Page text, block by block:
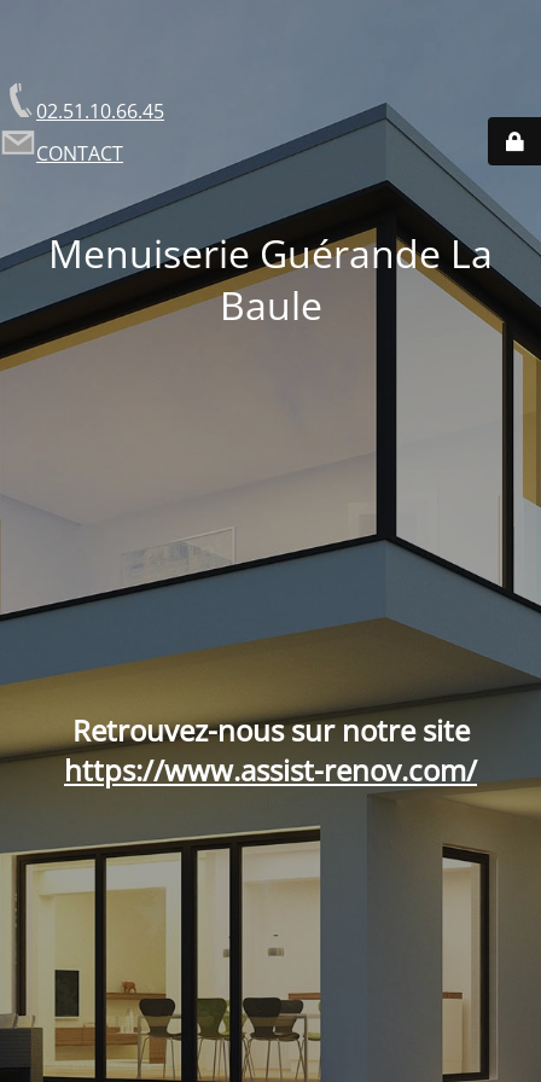
02.51.10.66.45
CONTACT
Menuiserie Guérande La
Baule
Retrouvez-nous sur notre site
https://www.assist-renov.com/